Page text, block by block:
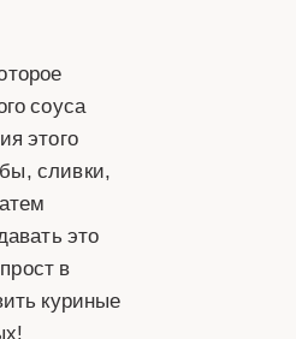
соуса
этого
сливки,
это
в
куриные